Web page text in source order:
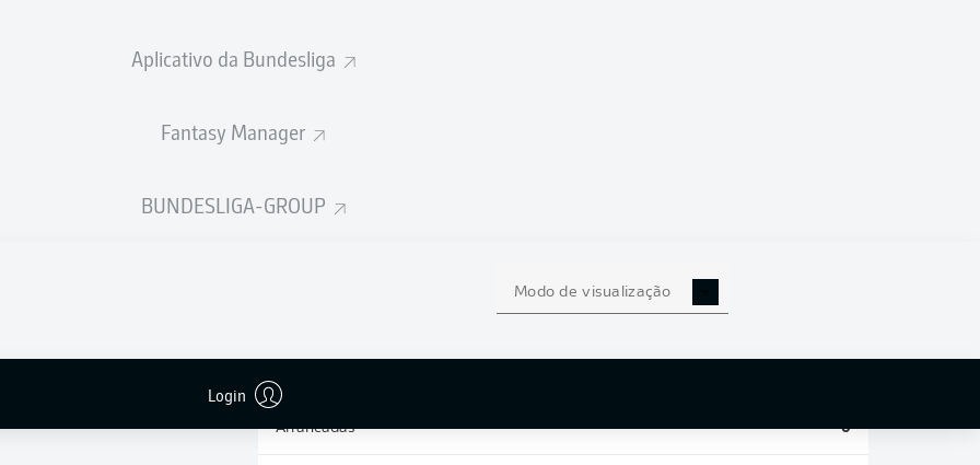
Aplicativo da Bundesliga
Fantasy Manager
BUNDESLIGA-GROUP
Modo de visualização
Login
DA TEMPORADA 2025/2026
Arrancadas 0